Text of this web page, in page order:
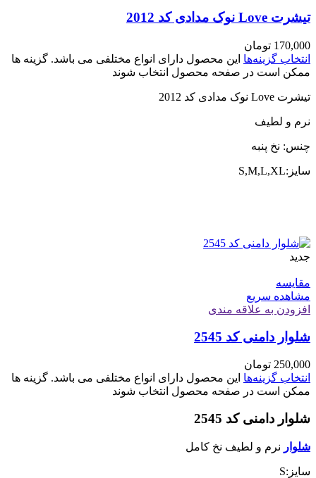
تیشرت Love نوک مدادی کد 2012
170,000 تومان
انتخاب گزینه‌ها این محصول دارای انواع مختلفی می باشد. گزینه ها
ممکن است در صفحه محصول انتخاب شوند
تیشرت Love نوک مدادی کد 2012
نرم و لطیف
چنس: نخ پنبه
سایز:S,M,L,XL
جدید
مقایسه
مشاهده سریع
افزودن به علاقه مندی
شلوار دامنی کد 2545
250,000 تومان
انتخاب گزینه‌ها این محصول دارای انواع مختلفی می باشد. گزینه ها
ممکن است در صفحه محصول انتخاب شوند
شلوار دامنی کد 2545
شلوار نرم و لطیف نخ کامل
سایز:S